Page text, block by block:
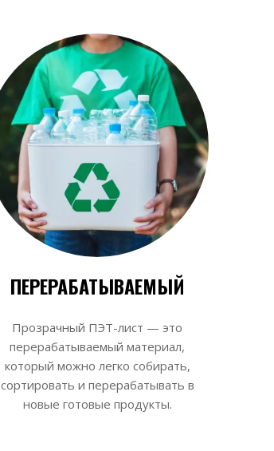
ПЕРЕРАБАТЫВАЕМЫЙ
Прозрачный ПЭТ-лист — это
перерабатываемый материал,
который можно легко собирать,
сортировать и перерабатывать в
новые готовые продукты.